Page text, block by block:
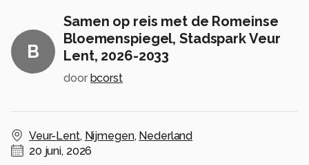
B
Samen op reis met de Romeinse
Bloemenspiegel, Stadspark Veur
Lent, 2026-2033
door bcorst
Veur-Lent, Nijmegen, Nederland
20 juni, 2026